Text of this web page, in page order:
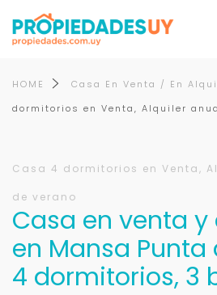
HOME Casa En Venta / En
dormitorios en Venta, Alquiler
Casa 4 dormitorios en Venta,
de verano
Casa en venta y
en Mansa Punta
4 dormitorios, 3